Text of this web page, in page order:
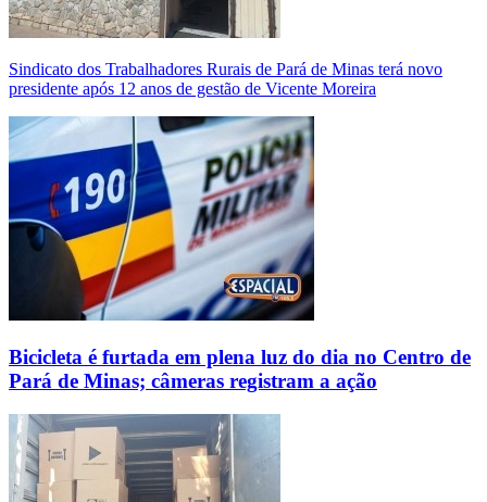
Sindicato dos Trabalhadores Rurais de Pará de Minas terá novo
presidente após 12 anos de gestão de Vicente Moreira
Bicicleta é furtada em plena luz do dia no Centro de
Pará de Minas; câmeras registram a ação